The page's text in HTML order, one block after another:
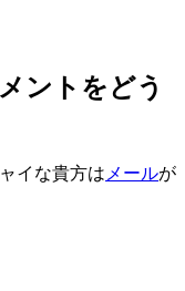
ントをどう
イな貴方は メールが